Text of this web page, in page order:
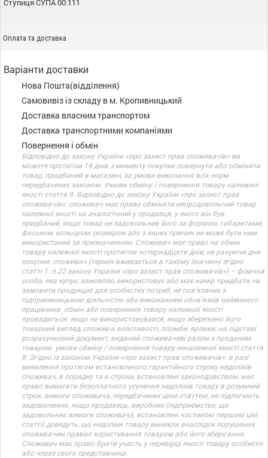
Ступиця СУПА 00.111
Оплата та доставка
Варіанти доставки
Нова Пошта(відділення)
Самовивіз із складу в м. Кропивницький
Доставка власним транспортом
Доставка транспортними компаніями
Повернення і обмін
Відповідно до закону України «про захист прав споживачів» ви
можете протягом 14 днів з моменту покупки повернути або обміняти
товар, придбаний в магазині, за умови виконання всіх норм
передбачених законом. Умови обміну / повернення товару належної
якості стаття 9. Відповідно до закону України «про захист прав
споживачів»: споживач має право обміняти непродовольчий товар
належної якості на аналогічний у продавця, у якого він був
придбаний, якщо товар не задовольнив його за формою, габаритами,
фасоном, кольором, розміром або з інших причин не може бути ним
використаний за призначенням. Споживач має право на обмін
товару належної якості протягом чотирнадцяти днів, не рахуючи дня
покупки. споживач (термін вживається в такому значенні згідно
статті 1. п.22 закону України «про захист прав споживачів») – фізична
особа, яка купує, замовляє, використовує або має намір придбати чи
замовити продукцію для особистих потреб, не пов’язаних з
підприємницькою діяльністю або виконанням обов’язків найманого
працівника. обмін або повернення товару належної якості
провадиться: якщо не використовувався; якщо збережено його
товарний вигляд, споживчі властивості, пломби, ярлики; на підставі
розрахунковий документ, виданий споживачеві разом з проданим
товаром. умови обміну / повернення товару неналежної якості стаття
8. Згідно із законом України «про захист прав споживачів»: в разі
виявлення протягом встановленого гарантійного строку недоліків
споживач, в порядку та в строки, встановлені законодавством, має
право вимагати безоплатного усунення недоліків товару в розумний
строк. вимоги споживача, передбачених цією статтею, не підлягають
задоволенню, якщо продавець, виробник (підприємство, що
задовольняє вимоги споживача, встановлені частиною першою цієї
статті) доведуть, що недоліки товару виникли внаслідок порушення
споживачем правил користування товаром або його зберігання.
Споживач має право брати участь у перевірці якості товару особисто
або через свого представника.